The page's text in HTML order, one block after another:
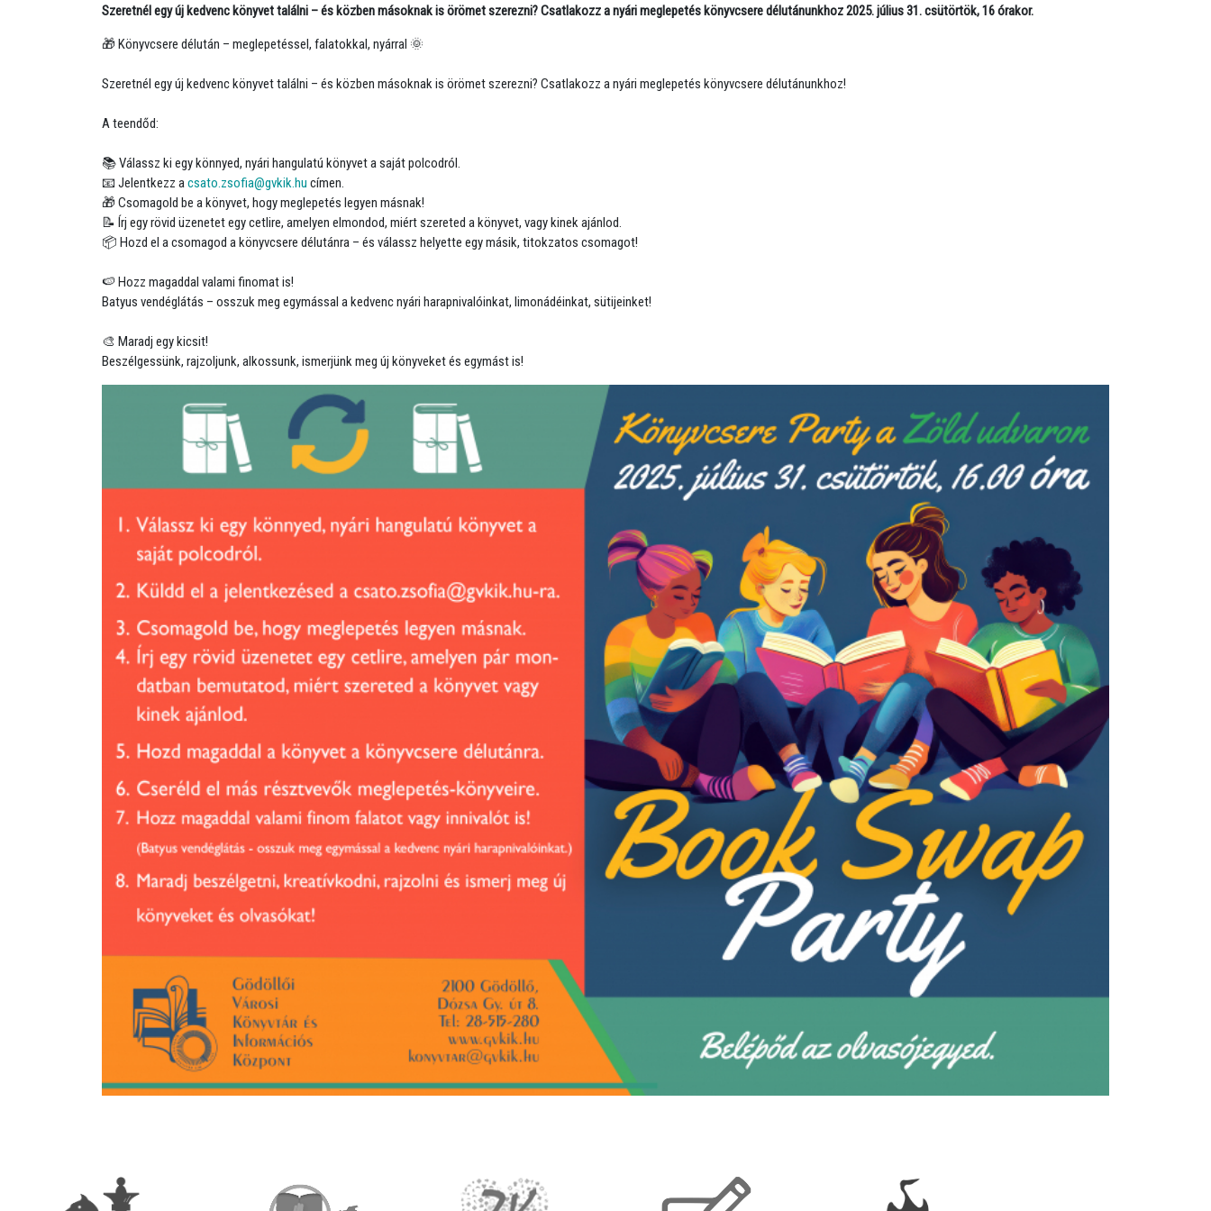
Szeretnél egy új kedvenc könyvet találni – és közben másoknak is örömet szerezni?Csatlakozz a nyári meglepetés könyvcsere délutánunkhoz2025. július 31. csütörtök, 16 órakor.
🎁 Könyvcsere délután – meglepetéssel, falatokkal, nyárral 🌞
Szeretnél egy új kedvenc könyvet találni – és közben másoknak is örömet szerezni? Csatlakozz a nyári meglepetés könyvcsere délutánunkhoz!
A teendőd:
📚 Válassz ki egy könnyed, nyári hangulatú könyvet a saját polcodról.
📧 Jelentkezz acsato.zsofia@gvkik.hu címen.
🎁 Csomagold be a könyvet, hogy meglepetés legyen másnak!
📝 Írj egy rövid üzenetet egy cetlire, amelyen elmondod, miért szereted a könyvet, vagy kinek ajánlod.
📦 Hozd el a csomagod a könyvcsere délutánra – és válassz helyette egy másik, titokzatos csomagot!
🍉 Hozz magaddal valami finomat is!
Batyus vendéglátás – osszuk meg egymással a kedvenc nyári harapnivalóinkat, limonádéinkat, sütijeinket!
🎨 Maradj egy kicsit!
Beszélgessünk, rajzoljunk, alkossunk, ismerjünk meg új könyveket és egymást is!